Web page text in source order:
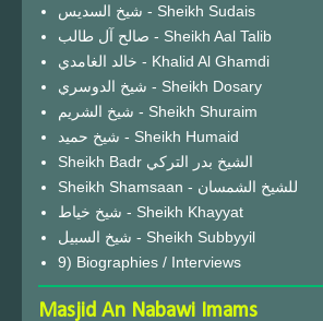
شيخ السديس - Sheikh Sudais
صالح آل طالب - Sheikh Aal Talib
خالد الغامدي - Khalid Al Ghamdi
شيخ الدوسري - Sheikh Dosary
شيخ الشريم - Sheikh Shuraim
شيخ حميد - Sheikh Humaid
Sheikh Badr الشيخ بدر التركي
Sheikh Shamsaan - للشيخ الشمسان
شيخ خياط - Sheikh Khayyat
شيخ السبيل - Sheikh Subbyyil
9) Biographies / Interviews
Masjid An Nabawi Imams